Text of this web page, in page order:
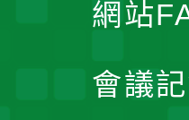
網站
會議